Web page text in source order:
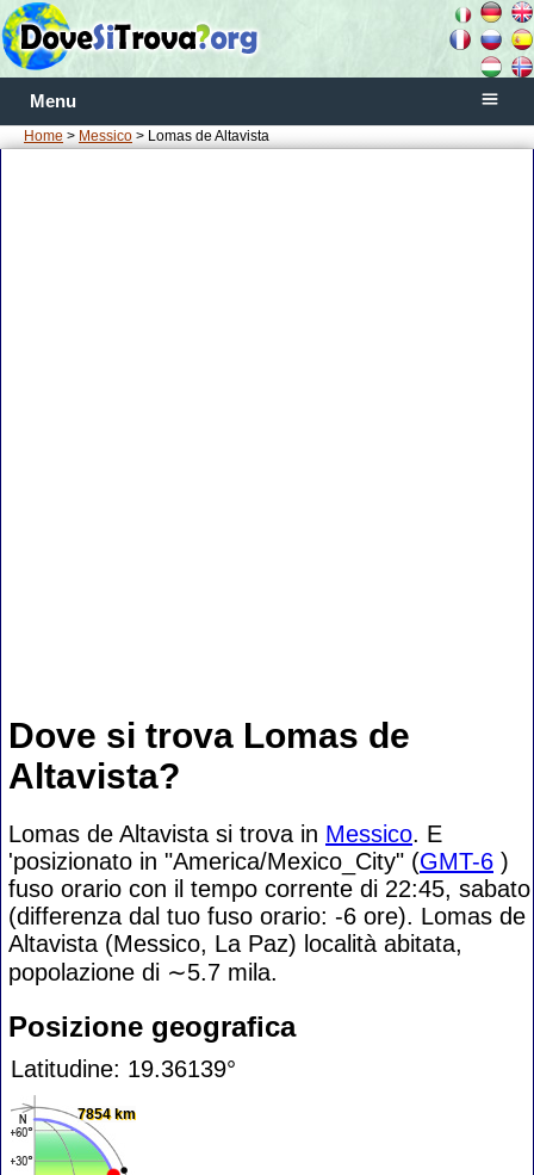
Menu
Home > Messico > Lomas de Altavista
Dove si trova Lomas de
Altavista?
Lomas de Altavista si trova in Messico. E
'posizionato in "America/Mexico_City" (GMT-6 )
fuso orario con il tempo corrente di 22:45, sabato
(differenza dal tuo fuso orario: -6 ore). Lomas de
Altavista (Messico, La Paz) località abitata,
popolazione di ∼5.7 mila.
Posizione geografica
Latitudine: 19.36139°
7854 km